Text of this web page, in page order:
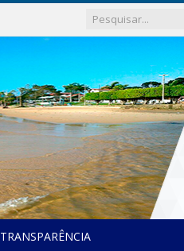
TRANSPARÊNCIA